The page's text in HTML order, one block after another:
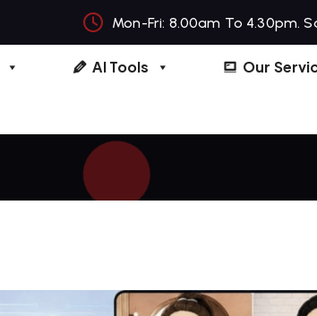
Mon-Fri: 8.00am To 4.30pm.
AI Tools Our